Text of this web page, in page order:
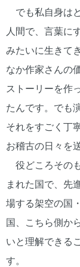
でも私自身は
人間で、言葉に
みたいに生きて
なか作家さんの
ストーリーを作
たんです。でも
それをすごく丁
お稽古の日々を
役どころその
まれた国で、先
場する架空の国
国、こちら側か
いと理解できる
す。